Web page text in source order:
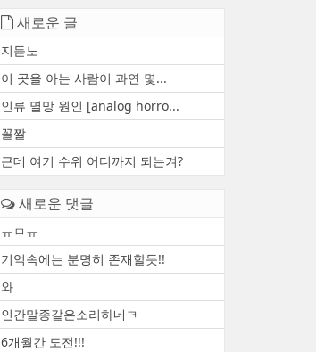
새로운 글
지듣노
이 곳을 아는 사람이 과연 몇...
인류 멸망 원인 [analog horro...
꼴짤
근데 여기 수위 어디까지 되는겨?
새로운 댓글
ㅠㅁㅠ
기억속에는 분명히 존재할듯!!
와
인간말종같은소리하네ㅋ
6개월간 도전!!!